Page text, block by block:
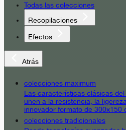
Todas las colecciones
Recopilaciones
Efectos
Atrás
colecciones maximum
Las características clásicas
unen a la resistencia, la
innovador formato de 300x150
colecciones tradicionales